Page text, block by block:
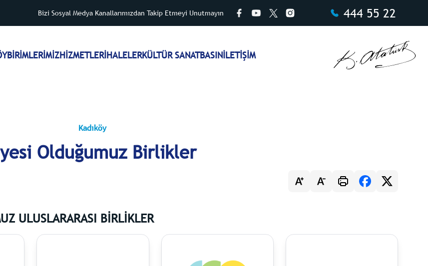
Bizi Sosyal Medya Kanallarımızdan Takip Etmeyi Unutmayın 444 55 22
BİRİMLERİMİZHİZMETLERİHALELERKÜLTÜR SANATBASINİLETİŞİM
Kadıköy
Olduğumuz Birlikler
ULUSLARARASI BİRLİKLER